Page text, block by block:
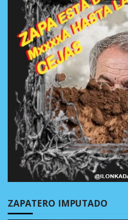
ZAPATERO IMPUTADO